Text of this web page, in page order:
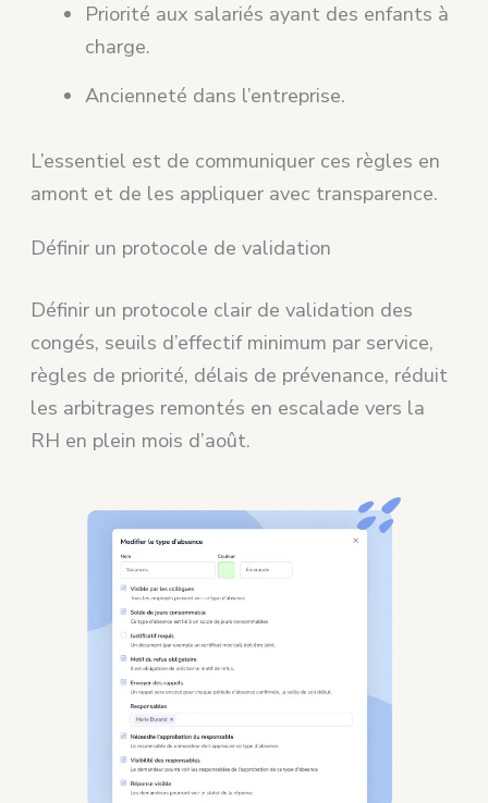
Priorité aux salariés ayant des enfants à
charge.
Ancienneté dans l’entreprise.
L’essentiel est de communiquer ces règles en
amont et de les appliquer avec transparence.
Définir un protocole de validation
Définir un protocole clair de validation des
congés, seuils d’effectif minimum par service,
règles de priorité, délais de prévenance, réduit
les arbitrages remontés en escalade vers la
RH en plein mois d’août.